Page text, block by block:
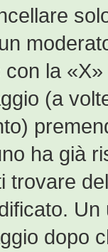
la
(a
ha già
trovare
dopo